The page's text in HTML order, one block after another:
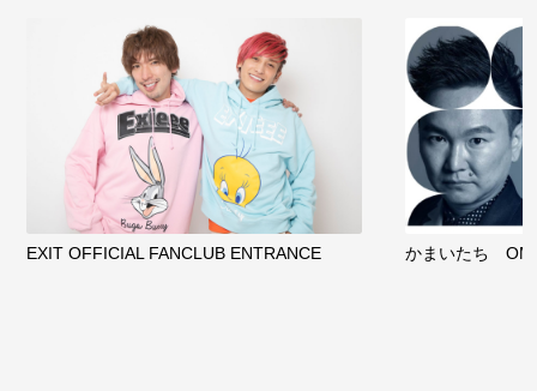
EXIT OFFICIAL FANCLUB ENTRANCE かまいたち